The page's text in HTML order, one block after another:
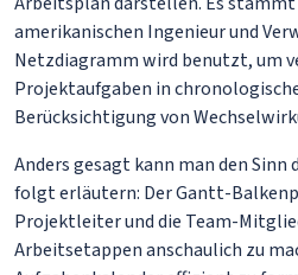
amerikanischen Ingenieur und
Netzdiagramm wird benutzt, um
Projektaufgaben in
Berücksichtigung von
Anders gesagt kann man den
folgt erläutern: Der Gantt-
Projektleiter und die Team-
Arbeitsetappen anschaulich zu